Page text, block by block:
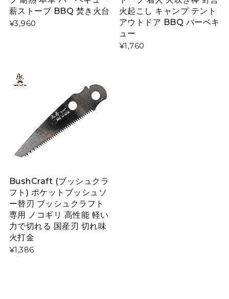
薪ストーブ BBQ 焚き火台
¥3,960
火起こし キャンプ テント
アウトドア BBQ バーベキ
ュー
¥1,760
BushCraft (ブッシュクラ
フト) ポケットブッシュソ
ー替刃 ブッシュクラフト
専用 ノコギリ 高性能 軽い
力で切れる 国産刃 切れ味
火打金
¥1,386